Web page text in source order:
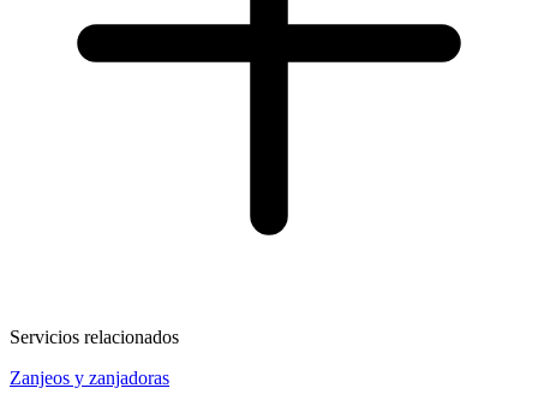
Servicios relacionados
Zanjeos y zanjadoras